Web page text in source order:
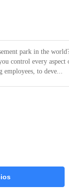
park in the
control every aspect
to deve...